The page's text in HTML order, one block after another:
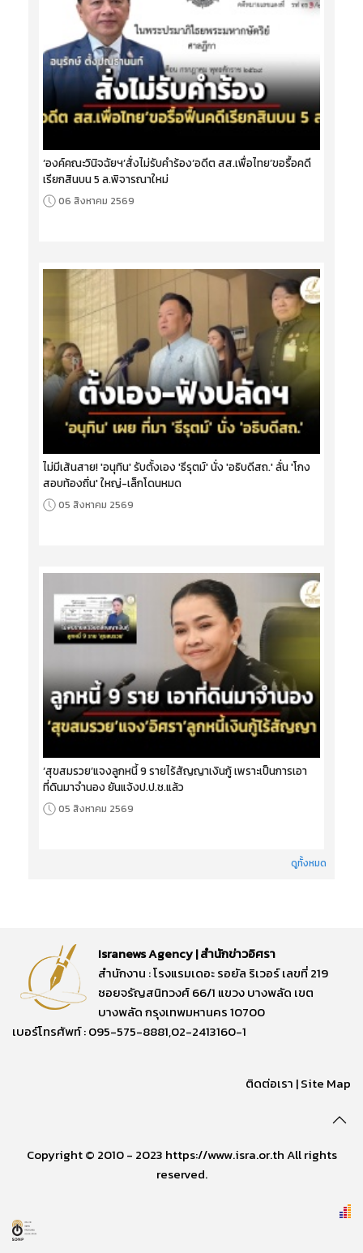
‘องค์คณะวินิจฉัยฯ’สั่งไม่รับคำร้อง‘อดีต สส.เพื่อไทย’ขอรื้อคดี
เรียกสินบน 5 ล.พิจารณาใหม่
06 สิงหาคม 2569
ไม่มีเส้นสาย! 'อนุทิน' รับตั้งเอง 'ธีรุตม์' นั่ง 'อธิบดีสถ.' ลั่น 'โกง
สอบท้องถิ่น' ใหญ่-เล็กโดนหมด
05 สิงหาคม 2569
‘สุขสมรวย’แจงลูกหนี้ 9 รายไร้สัญญาเงินกู้ เพราะเป็นการเอา
ที่ดินมาจำนอง ยันแจ้งป.ป.ช.แล้ว
05 สิงหาคม 2569
ดูทั้งหมด
Isranews Agency | สำนักข่าวอิศรา
สำนักงาน : โรงแรมเดอะ รอยัล ริเวอร์ เลขที่ 219
ซอยจรัญสนิทวงศ์ 66/1 แขวง บางพลัด เขต
บางพลัด กรุงเทพมหานคร 10700
เบอร์โทรศัพท์ : 095-575-8881,02-2413160-1
ติดต่อเรา |Site Map
Copyright © 2010 - 2023 https://www.isra.or.th All rights
reserved.